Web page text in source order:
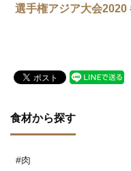
選手権アジア大会2020
食材から探す
#肉